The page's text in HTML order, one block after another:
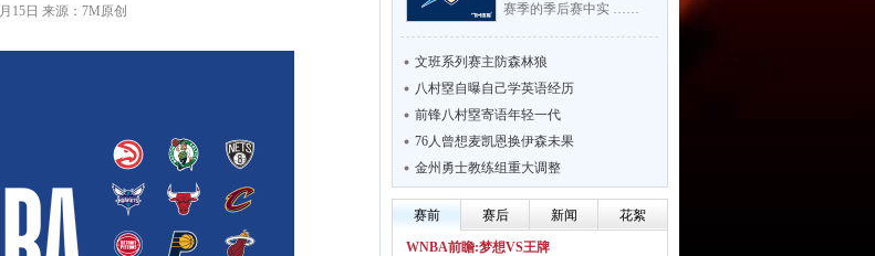
15日 来源：7M原创
赛季的季后赛中实 ……
文班系列赛主防森林狼
八村塁自曝自己学英语经历
前锋八村塁寄语年轻一代
76人曾想麦凯恩换伊森未果
金州勇士教练组重大调整
赛前 赛后 新闻 花絮
WNBA前瞻:梦想VS王牌